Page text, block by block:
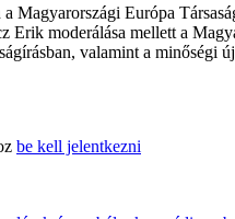
a Magyarországi Európa
Erik moderálása mellett a
valamint a minőségi
be kell jelentkezni